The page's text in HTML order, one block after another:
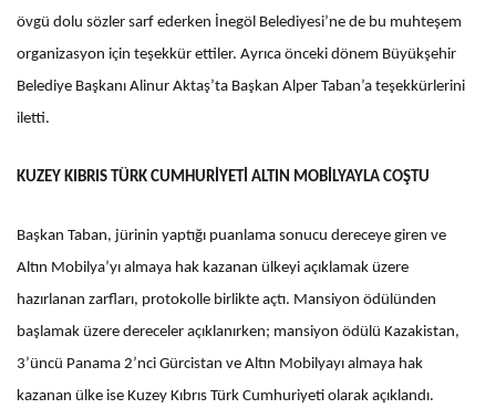
övgü dolu sözler sarf ederken İnegöl Belediyesi’ne de bu muhteşem
organizasyon için teşekkür ettiler. Ayrıca önceki dönem Büyükşehir
Belediye Başkanı Alinur Aktaş’ta Başkan Alper Taban’a teşekkürlerini
iletti.
KUZEY KIBRIS TÜRK CUMHURİYETİ ALTIN MOBİLYAYLA COŞTU
Başkan Taban, jürinin yaptığı puanlama sonucu dereceye giren ve
Altın Mobilya’yı almaya hak kazanan ülkeyi açıklamak üzere
hazırlanan zarfları, protokolle birlikte açtı. Mansiyon ödülünden
başlamak üzere dereceler açıklanırken; mansiyon ödülü Kazakistan,
3’üncü Panama 2’nci Gürcistan ve Altın Mobilyayı almaya hak
kazanan ülke ise Kuzey Kıbrıs Türk Cumhuriyeti olarak açıklandı.